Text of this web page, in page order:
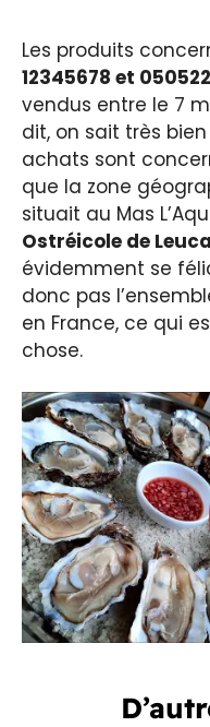
Les produits
12345678 et
vendus entre le 7
dit, on sait très
achats sont
que la zone
situait au Mas
Ostréicole de
évidemment se
donc pas
en France, ce qui
chose.